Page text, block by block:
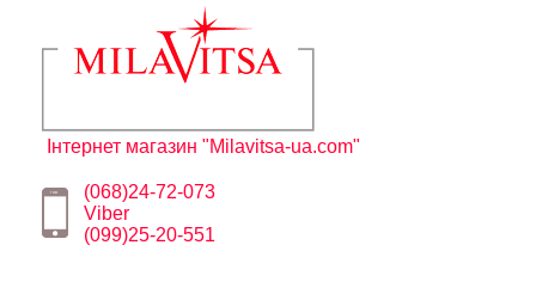
Інтернет магазин "Milavitsa-ua.com"
(068)24-72-073
Viber
(099)25-20-551